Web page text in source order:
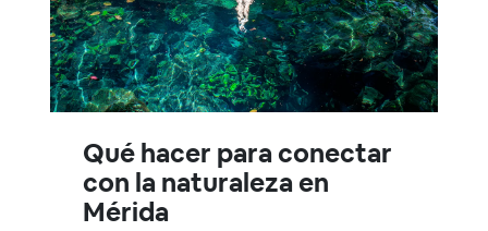
Qué hacer para conectar
con la naturaleza en
Mérida